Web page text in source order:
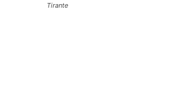
Tirante